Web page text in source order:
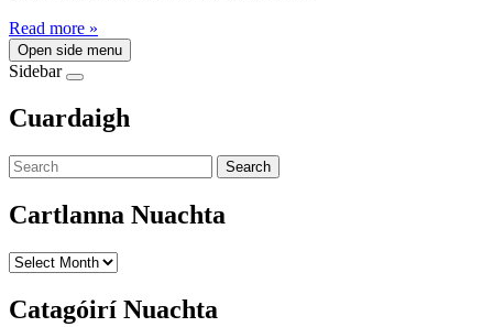
Read more »
Open side menu
Sidebar
Cuardaigh
Search
Cartlanna Nuachta
Cartlanna
Catagóirí Nuachta